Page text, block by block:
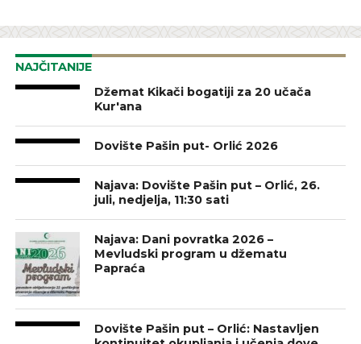
NAJČITANIJE
Džemat Kikači bogatiji za 20 učača
Kur'ana
Dovište Pašin put- Orlić 2026
Najava: Dovište Pašin put – Orlić, 26.
juli, nedjelja, 11:30 sati
Najava: Dani povratka 2026 –
Mevludski program u džematu
Papraća
Dovište Pašin put – Orlić: Nastavljen